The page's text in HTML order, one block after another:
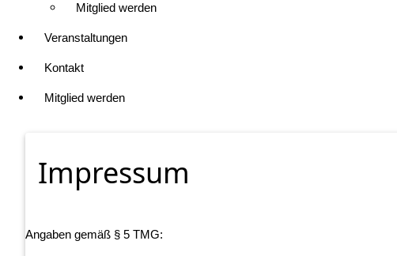
Mitglied werden
Veranstaltungen
Kontakt
Mitglied werden
Impressum
Angaben gemäß § 5 TMG: